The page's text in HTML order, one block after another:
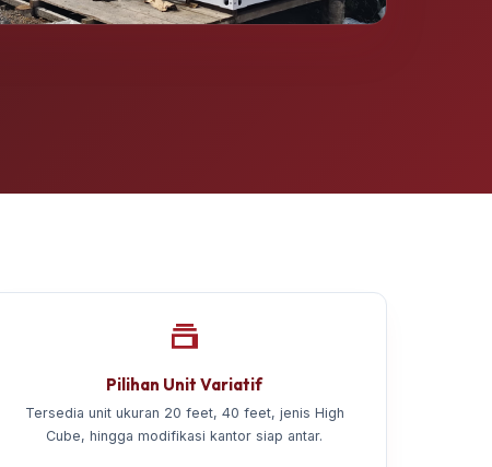
Pilihan Unit Variatif
Tersedia unit ukuran 20 feet, 40 feet, jenis High
Cube, hingga modifikasi kantor siap antar.